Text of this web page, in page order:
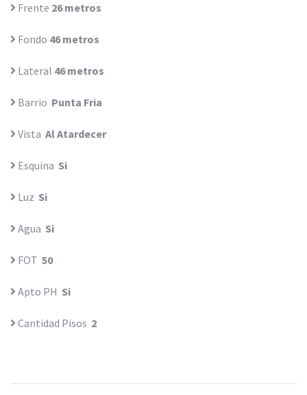
Frente 26 metros
Fondo 46 metros
Lateral 46 metros
Barrio Punta Fria
Vista Al Atardecer
Esquina Si
Luz Si
Agua Si
FOT 50
Apto PH Si
Cantidad Pisos 2